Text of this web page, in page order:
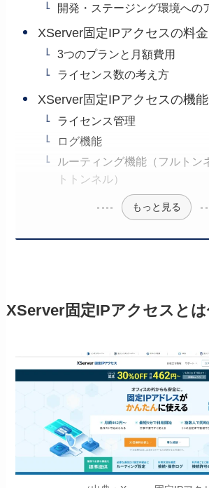
開発・ステージング環境への
XServer固定IPアクセスの料
3つのプランと月額費用
ライセンス数の考え方
XServer固定IPアクセスの機
ライセンス管理
ログ機能
ルーティング機能（フルトン
トトンネル）
もっと見る
XServer固定IPアクセスと